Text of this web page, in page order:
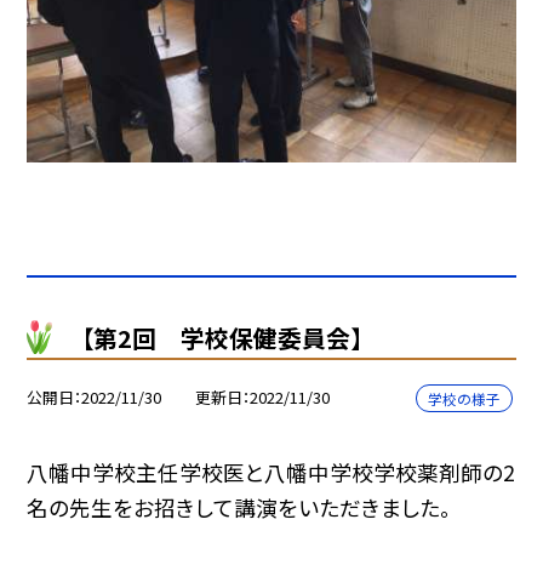
【第2回 学校保健委員会】
公開日 2022/11/30 更新日 2022/11/30 学校の様子
八幡中学校主任学校医と八幡中学校学校薬剤師の2
名の先生をお招きして講演をいただきました。